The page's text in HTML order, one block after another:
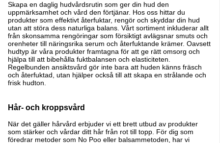
Skapa en daglig hudvårdsrutin som ger din hud den
uppmärksamhet och vård den förtjänar. Hos oss hittar du
produkter som effektivt återfuktar, rengör och skyddar din hud
utan att störa dess naturliga balans. Vårt sortiment inkluderar allt
från skonsamma rengöringar som försiktigt avlägsnar smuts och
orenheter till näringsrika serum och återfuktande krämer. Oavsett
hudtyp är våra produkter framtagna för att ge rätt omsorg och
hjälpa till att bibehålla fuktbalansen och elasticiteten.
Regelbunden ansiktsvård gör inte bara att huden känns fräsch
och återfuktad, utan hjälper också till att skapa en strålande och
frisk hudton.
Hår- och kroppsvård
När det gäller hårvård erbjuder vi ett brett utbud av produkter
som stärker och vårdar ditt hår från rot till topp. För dig som
föredrar metoder som No Poo eller balsammetoden, har vi